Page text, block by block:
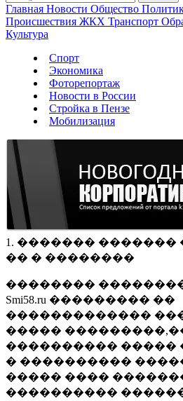
Главная Новости Общество
Происшествия ЖКХ Транспорт
Культура
Спорт
Экономика
Фоторепортаж
Новости в России
Стройка в Пензе
Мобилизация
1. �������
�� � ��������
��������
Smi58.ru ��������� ��
�������������
�����
���������� �����
� ����������
����� ����
����������